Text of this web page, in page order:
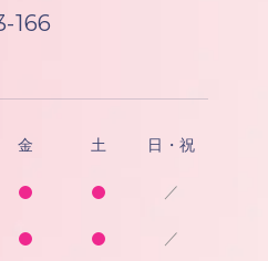
166
金 土 日・祝
／
／